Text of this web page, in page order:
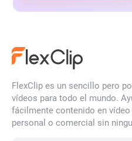
FlexClip es un sencillo pero
vídeos para todo el mundo.
fácilmente contenido en
personal o comercial sin